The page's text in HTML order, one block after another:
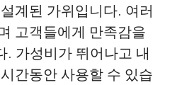
계된 가위입니다. 여러
고객들에게 만족감을
. 가성비가 뛰어나고 내
간동안 사용할 수 있습